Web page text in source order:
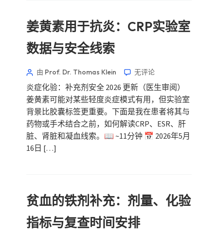
姜黄素用于抗炎：CRP实验室
数据与安全线索
由 Prof. Dr. Thomas Klein 无评论
炎症化验：补充剂安全 2026 更新（医生审阅）
姜黄素可能对某些轻度炎症模式有用，但实验室
背景比胶囊标签更重要。下面是我在患者将其与
药物或手术结合之前，如何解读CRP、ESR、肝
脏、肾脏和凝血线索。📖 ~11分钟 📅 2026年5月
16日 […]
贫血的铁剂补充：剂量、化验
指标与复查时间安排